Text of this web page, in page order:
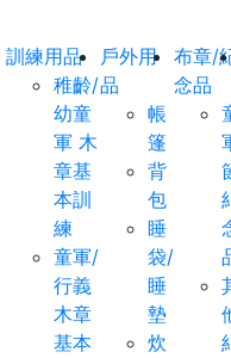
訓練用品
稚齡/
幼童
軍 木
章基
本訓
練
童軍/
行義
木章
基本
戶外用
品
帳
篷
背
包
睡
袋/
睡
墊
炊
布章/
念品